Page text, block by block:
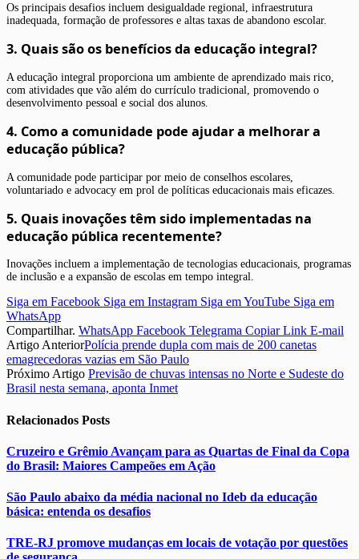
Os principais desafios incluem desigualdade regional, infraestrutura
inadequada, formação de professores e altas taxas de abandono escolar.
3. Quais são os benefícios da educação integral?
A educação integral proporciona um ambiente de aprendizado mais rico,
com atividades que vão além do currículo tradicional, promovendo o
desenvolvimento pessoal e social dos alunos.
4. Como a comunidade pode ajudar a melhorar a
educação pública?
A comunidade pode participar por meio de conselhos escolares,
voluntariado e advocacy em prol de políticas educacionais mais eficazes.
5. Quais inovações têm sido implementadas na
educação pública recentemente?
Inovações incluem a implementação de tecnologias educacionais, programas
de inclusão e a expansão de escolas em tempo integral.
Siga em Facebook Siga em Instagram Siga em YouTube Siga em
WhatsApp
Compartilhar. WhatsApp Facebook Telegrama Copiar Link E-mail
Artigo AnteriorPolícia prende dupla com mais de 200 canetas
emagrecedoras vazias em São Paulo
Próximo Artigo Previsão de chuvas intensas no Norte e Sudeste do
Brasil nesta semana, aponta Inmet
Relacionados Posts
Cruzeiro e Grêmio Avançam para as Quartas de Final da Copa
do Brasil: Maiores Campeões em Ação
São Paulo abaixo da média nacional no Ideb da educação
básica: entenda os desafios
TRE-RJ promove mudanças em locais de votação por questões